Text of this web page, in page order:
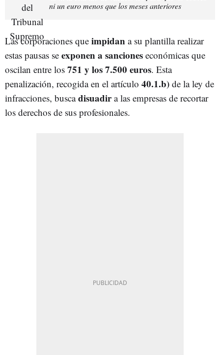
ni un euro menos que los meses anteriores
Las corporaciones que impidan a su plantilla realizar
estas pausas se exponena sanciones económicas que
oscilan entre los 751 y los 7.500 euros. Esta
penalización, recogida en el artículo 40.1.b) de la ley de
infracciones, buscadisuadira las empresas de recortar
los derechos de sus profesionales.